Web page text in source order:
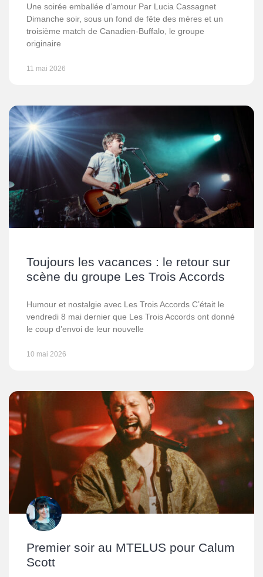
Une soirée emballée d’amour Par Lucia Cassagnet
Dimanche soir, sous un fond de fête des mères et un
troisième match de Canadien-Buffalo, le groupe
originaire
11 mai 2026
Toujours les vacances : le retour sur
scène du groupe Les Trois Accords
Humour et nostalgie avec Les Trois Accords C’était le
vendredi 8 mai dernier que Les Trois Accords ont donné
le coup d’envoi de leur nouvelle
10 mai 2026
Premier soir au MTELUS pour Calum
Scott